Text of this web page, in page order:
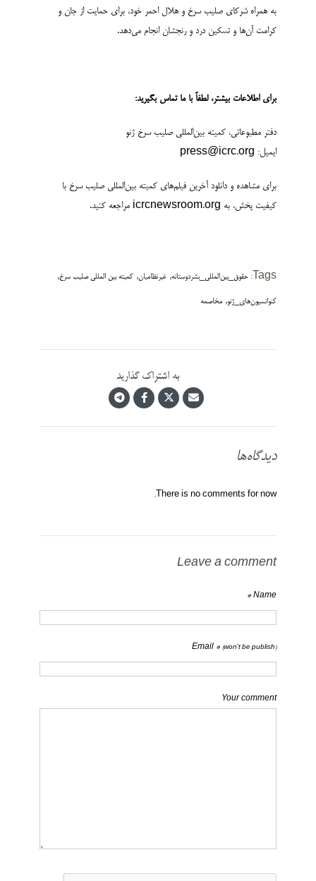
به همراه شرکای صلیب سرخ و هلال احمر خود، برای حمایت از جان و
کرامت آن‌ها و تسکین درد و رنجشان انجام می‌دهد.
برای اطلاعات بیشتر، لطفاً با ما تماس بگیرید:
دفتر مطبوعاتی، کمیته بین‌المللی صلیب سرخ ژنو
ایمیل: press@icrc.org
برای مشاهده و دانلود آخرین فیلم‌های کمیته بین‌المللی صلیب سرخ با
کیفیت پخش، به icrcnewsroom.org مراجعه کنید.
Tags: حقوق_بین‌المللی_بشردوستانه, غیرنظامیان, کمیته بین المللی صلیب سرخ,
کنوانسیون‌های_ژنو, مخاصمه
به اشتراک گذارید
دیدگاه‌ها
There is no comments for now.
Leave a comment
Name *
Email * (won't be publish)
Your comment